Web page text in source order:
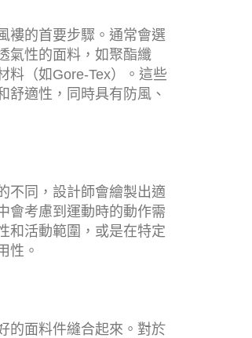
褸的首要步驟。通常會選
氣性的面料，如聚酯纖
料（如Gore-Tex）。這些
舒適性，同時具有防風、
不同，設計師會繪製出適
會考慮到運動時的動作需
和活動範圍，或是在特定
性。
的面料件縫合起來。對於